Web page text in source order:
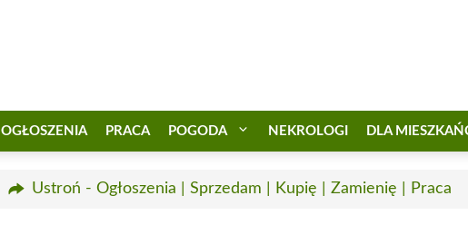
OGŁOSZENIA PRACA POGODA NEKROLOGI DLA
Ustroń - Ogłoszenia | Sprzedam | Kupię | Zamienię | Praca